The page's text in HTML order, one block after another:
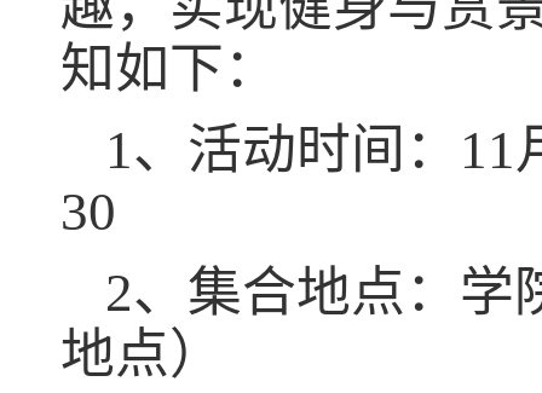
知如下：
1、活动时间：11
30
2、集合地点：学
地点）